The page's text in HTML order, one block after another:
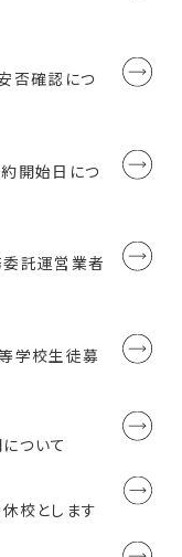
否確認につ
開始日につ
託運営業者
学校生徒募
ついて
校とします